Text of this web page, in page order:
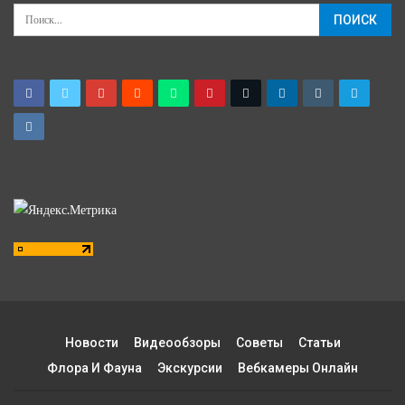
Новости Видеообзоры Советы
Статьи
Флора И Фауна
Экскурсии Вебкамеры Онлайн